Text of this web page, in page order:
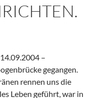
–
gegangen.
rennen uns die
Leben geführt, war in